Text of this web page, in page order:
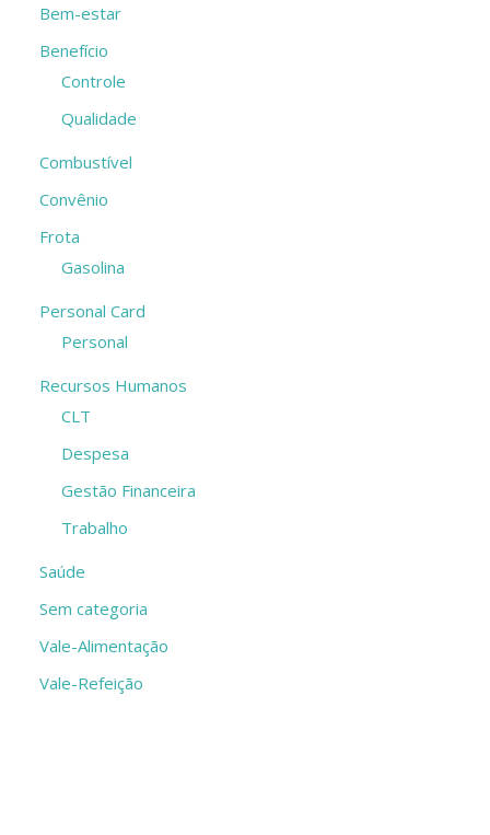
Bem-estar
Benefício
Controle
Qualidade
Combustível
Convênio
Frota
Gasolina
Personal Card
Personal
Recursos Humanos
CLT
Despesa
Gestão Financeira
Trabalho
Saúde
Sem categoria
Vale-Alimentação
Vale-Refeição